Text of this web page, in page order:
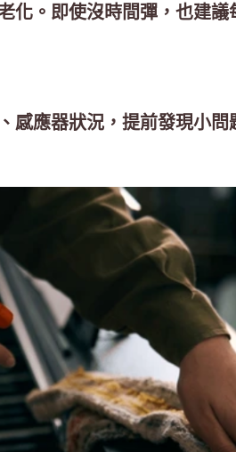
化。即使沒時間彈，也建議
感應器狀況，提前發現小問